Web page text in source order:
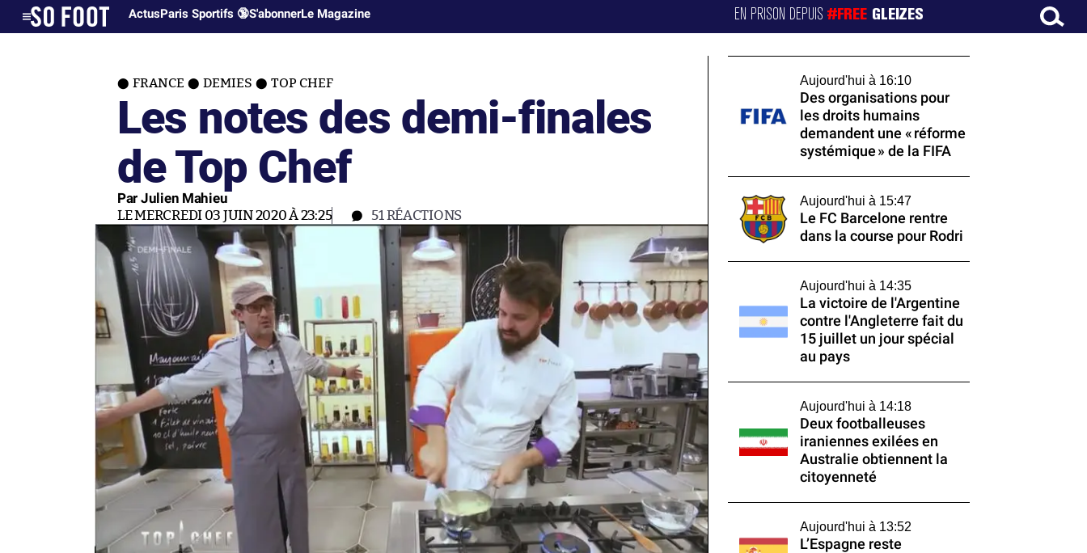
ActusParis Sportifs 🔞S'abonnerLe Magazine EN PRISON DEPUIS#FREE GLEIZES
FRANCE DEMIES TOP CHEF
Les notes des demi-finales
de Top Chef
Par Julien Mahieu
LE MERCREDI 03 JUIN 2020 À 23:25 51 RÉACTIONS
Aujourd'hui à 16:10
Des organisations pour
les droits humains
demandent une « réforme
systémique » de la FIFA
Aujourd'hui à 15:47
Le FC Barcelone rentre
dans la course pour Rodri
Aujourd'hui à 14:35
La victoire de l'Argentine
contre l'Angleterre fait du
15 juillet un jour spécial
au pays
Aujourd'hui à 14:18
Deux footballeuses
iraniennes exilées en
Australie obtiennent la
citoyenneté
Aujourd'hui à 13:52
L’Espagne reste